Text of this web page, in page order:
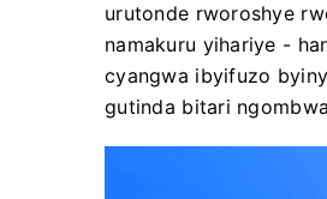
urutonde rworoshye
namakuru yihariye -
cyangwa ibyifuzo
gutinda bitari